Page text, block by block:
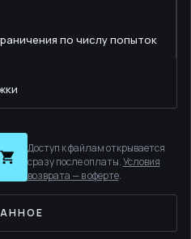
по числу попыток
Доступ к файлам открывается
сразу после оплаты.Условия
возврата — в оферте.